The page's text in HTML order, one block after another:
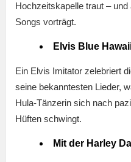
Hochzeitskapelle traut –
Songs vorträgt.
Elvis Blue
Ein Elvis Imitator zelebriert
seine bekanntesten Lieder,
Hula-Tänzerin sich nach
Hüften schwingt.
Mit der Harley